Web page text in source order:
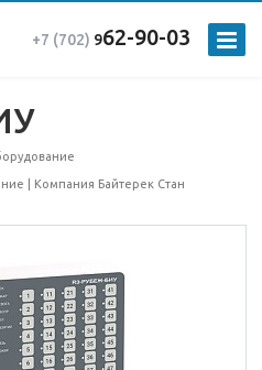
+7 (702) 962-90-03
| Компания Байтерек Стан